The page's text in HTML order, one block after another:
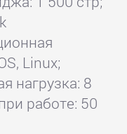
Linux;
нагрузка: 8
работе: 50